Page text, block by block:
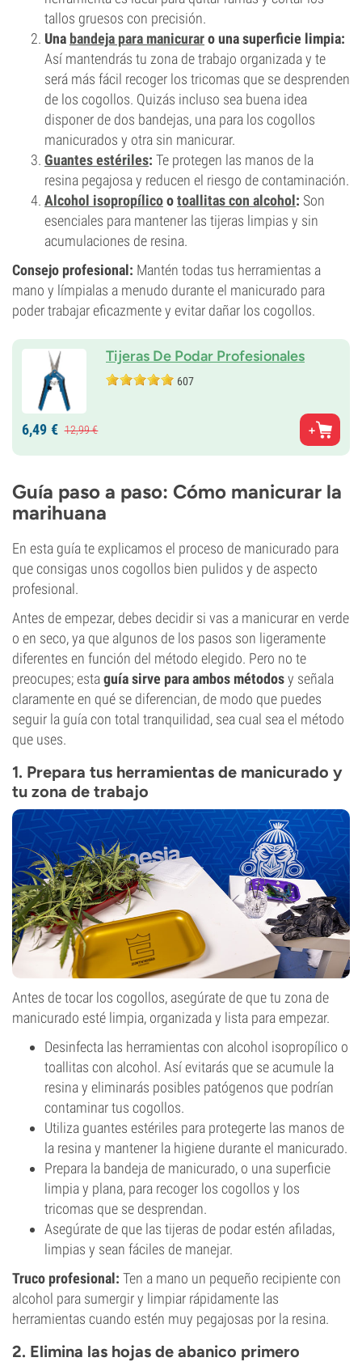
tallos gruesos con precisión.
Una bandeja para manicuraro una superficie limpia:
Así mantendrás tu zona de trabajo organizada y te
será más fácil recoger los tricomas que se desprenden
de los cogollos. Quizás incluso sea buena idea
disponer de dos bandejas, una para los cogollos
manicurados y otra sin manicurar.
Guantes estériles: Te protegen las manos de la
resina pegajosa y reducen el riesgo de contaminación.
Alcohol isopropílicootoallitas con alcohol: Son
esenciales para mantener las tijeras limpias y sin
acumulaciones de resina.
Consejo profesional: Mantén todas tus herramientas a
mano y límpialas a menudo durante el manicurado para
poder trabajar eficazmente y evitar dañar los cogollos.
Tijeras De Podar Profesionales
607
6,49 € 12,99€
Guía paso a paso: Cómo manicurar la
marihuana
En esta guía te explicamos el proceso de manicurado para
que consigas unos cogollos bien pulidos y de aspecto
profesional.
Antes de empezar, debes decidir si vas a manicurar en verde
o en seco, ya que algunos de los pasos son ligeramente
diferentes en función del método elegido. Pero no te
preocupes; estaguía sirve para ambos métodosy señala
claramente en qué se diferencian, de modo que puedes
seguir la guía con total tranquilidad, sea cual sea el método
que uses.
1. Prepara tus herramientas de manicurado y
tu zona de trabajo
Antes de tocar los cogollos, asegúrate de que tu zona de
manicurado esté limpia, organizada y lista para empezar.
Desinfecta las herramientas con alcohol isopropílico o
toallitas con alcohol. Así evitarás que se acumule la
resina y eliminarás posibles patógenos que podrían
contaminar tus cogollos.
Utiliza guantes estériles para protegerte las manos de
la resina y mantener la higiene durante el manicurado.
Prepara la bandeja de manicurado, o una superficie
limpia y plana, para recoger los cogollos y los
tricomas que se desprendan.
Asegúrate de que las tijeras de podar estén afiladas,
limpias y sean fáciles de manejar.
Truco profesional: Ten a mano un pequeño recipiente con
alcohol para sumergir y limpiar rápidamente las
herramientas cuando estén muy pegajosas por la resina.
2. Elimina las hojas de abanico primero